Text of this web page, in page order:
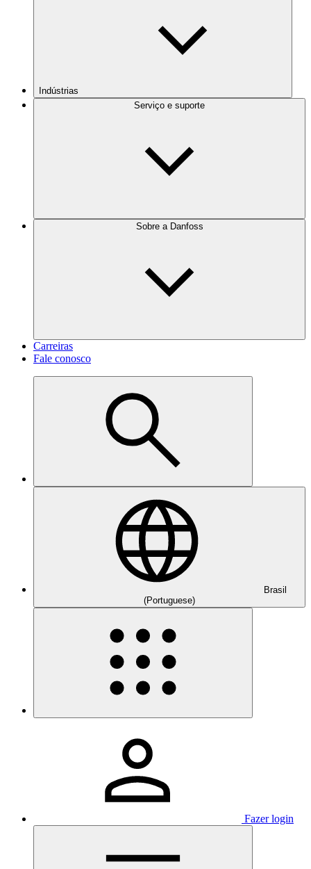
Indústrias
Serviço e suporte
Sobre a Danfoss
Carreiras
Fale conosco
Brasil
(Portuguese)
Fazer login